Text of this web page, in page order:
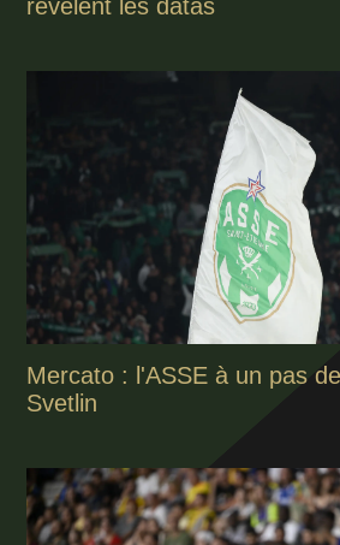
révèlent les datas
Mercato : l'ASSE à un pas
Svetlin